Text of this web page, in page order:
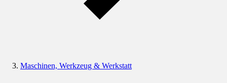
Maschinen, Werkzeug & Werkstatt